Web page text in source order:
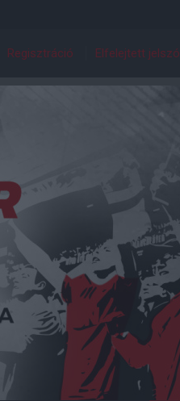
Regisztráció Elfelejtett jelszó